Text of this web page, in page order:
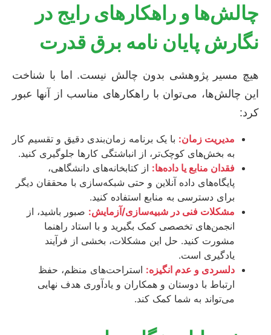
چالش‌ها و راهکارهای رایج در
نگارش پایان نامه برق قدرت
هیچ مسیر پژوهشی بدون چالش نیست. اما با شناخت
این چالش‌ها، می‌توان با راهکارهای مناسب از آنها عبور
کرد:
مدیریت زمان: با یک برنامه زمان‌بندی دقیق و تقسیم کار
به بخش‌های کوچک‌تر، از انباشتگی کارها جلوگیری کنید.
فقدان منابع یا داده‌ها: از کتابخانه‌های دانشگاهی،
پایگاه‌های داده آنلاین و حتی شبکه‌سازی با محققان دیگر
برای دسترسی به منابع استفاده کنید.
مشکلات فنی در شبیه‌سازی/آزمایش: صبور باشید، از
انجمن‌های تخصصی کمک بگیرید و با استاد راهنما
مشورت کنید. حل این مشکلات، بخشی از فرآیند
یادگیری است.
دلسردی و عدم انگیزه: استراحت‌های منظم، حفظ
ارتباط با دوستان و همکاران و یادآوری هدف نهایی
می‌تواند به شما کمک کند.